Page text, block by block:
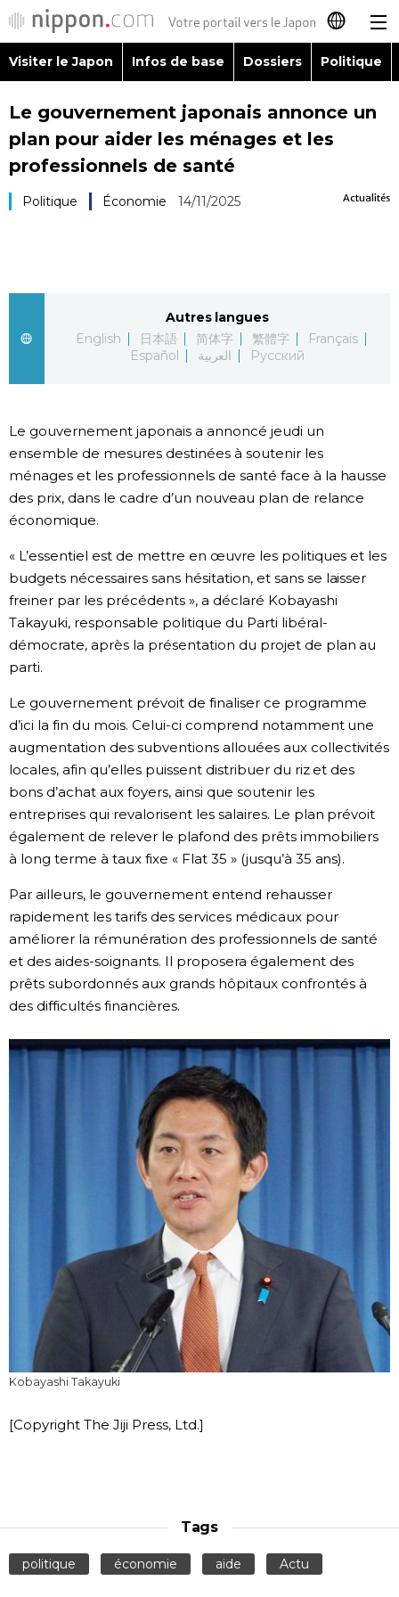
日本語
English
Русский
Visiter le Japon
Société
Culture
Gastronomie
Le japonais
En plus
Séries
Personnages
Chroniques
Vidéos
Tokyo
Visiter le Japon Infos de base Dossiers Politique
Le gouvernement japonais annonce un
plan pour aider les ménages et les
professionnels de santé
Actualités
Politique Économie 14/11/2025
Autres langues
English
日本語 简体字 繁體字
Français
Español
العربية Русский
Le gouvernement japonais a annoncé jeudi un
ensemble de mesures destinées à soutenir les
ménages et les professionnels de santé face à la hausse
des prix, dans le cadre d’un nouveau plan de relance
économique.
« L’essentiel est de mettre en œuvre les politiques et les
budgets nécessaires sans hésitation, et sans se laisser
freiner par les précédents », a déclaré Kobayashi
Takayuki, responsable politique du Parti libéral-
démocrate, après la présentation du projet de plan au
parti.
Le gouvernement prévoit de finaliser ce programme
d’ici la fin du mois. Celui-ci comprend notamment une
augmentation des subventions allouées aux collectivités
locales, afin qu’elles puissent distribuer du riz et des
bons d’achat aux foyers, ainsi que soutenir les
entreprises qui revalorisent les salaires. Le plan prévoit
également de relever le plafond des prêts immobiliers
à long terme à taux fixe « Flat 35 » (jusqu’à 35 ans).
Par ailleurs, le gouvernement entend rehausser
rapidement les tarifs des services médicaux pour
améliorer la rémunération des professionnels de santé
et des aides-soignants. Il proposera également des
prêts subordonnés aux grands hôpitaux confrontés à
des difficultés financières.
Kobayashi Takayuki
[Copyright The Jiji Press, Ltd.]
Tags
politique économie aide Actu